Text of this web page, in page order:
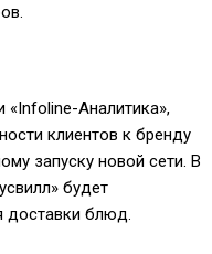
«Infoline-Аналитика»,
клиентов к бренду
запуску новой сети. В
будет
доставки блюд.